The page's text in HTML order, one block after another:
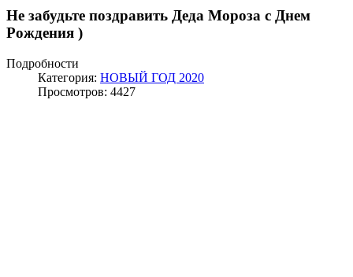
Не забудьте поздравить Деда Мороза с Днем
Рождения )
Подробности
Категория: НОВЫЙ ГОД 2020
Просмотров: 4427